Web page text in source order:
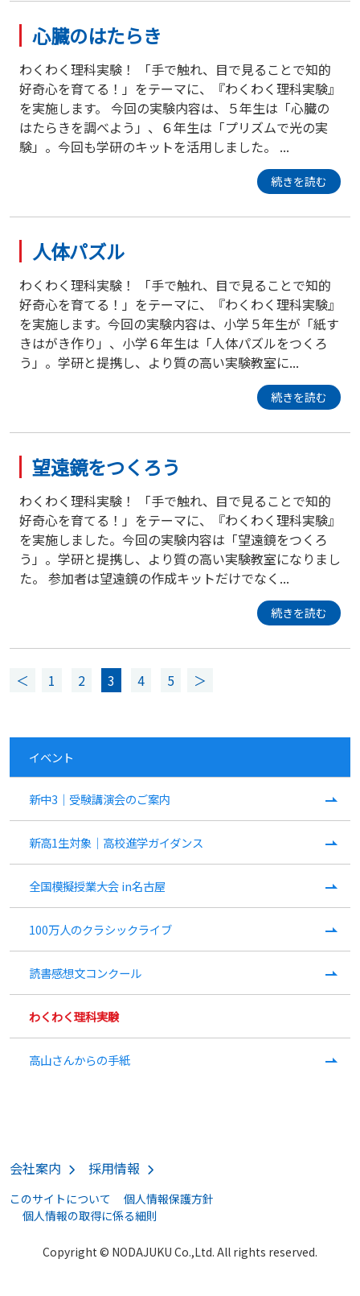
心臓のはたらき
わくわく理科実験！ 「手で触れ、目で見ることで知的
好奇心を育てる！」をテーマに、『わくわく理科実験』
を実施します。 今回の実験内容は、５年生は「心臓の
はたらきを調べよう」、６年生は「プリズムで光の実
験」。今回も学研のキットを活用しました。 ...
続きを読む
人体パズル
わくわく理科実験！ 「手で触れ、目で見ることで知的
好奇心を育てる！」をテーマに、『わくわく理科実験』
を実施します。今回の実験内容は、小学５年生が「紙す
きはがき作り」、小学６年生は「人体パズルをつくろ
う」。学研と提携し、より質の高い実験教室に...
続きを読む
望遠鏡をつくろう
わくわく理科実験！ 「手で触れ、目で見ることで知的
好奇心を育てる！」をテーマに、『わくわく理科実験』
を実施しました。今回の実験内容は「望遠鏡をつくろ
う」。学研と提携し、より質の高い実験教室になりまし
た。 参加者は望遠鏡の作成キットだけでなく...
続きを読む
＜ 1 2 3 4 5 ＞
イベント
新中3｜受験講演会のご案内
新高1生対象｜高校進学ガイダンス
全国模擬授業大会 in名古屋
100万人のクラシックライブ
読書感想文コンクール
わくわく理科実験
高山さんからの手紙
会社案内 採用情報
このサイトについて
個人情報保護方針
個人情報の取得に係る細則
Copyright © NODAJUKU Co.,Ltd. All rights reserved.